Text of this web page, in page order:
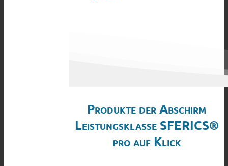
Produkte der Abschirm
Leistungsklasse SFERICS®
pro auf Klick